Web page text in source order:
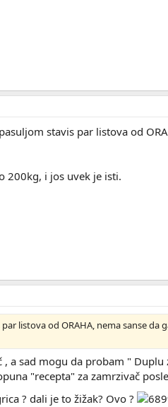
stavis par listova od
200kg, i jos uvek je isti.
listova od ORAHA, nema sanse da
, a sad mogu da probam " Duplu
"recepta" za zamrzivač
? dali je to žižak? Ovo ?